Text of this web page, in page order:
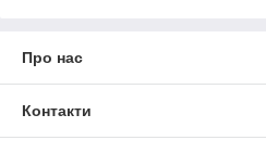
Про нас
Контакти